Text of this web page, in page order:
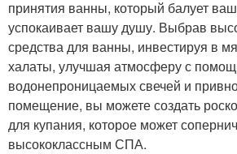
принятия ванны, который балует
успокаивает вашу душу. Выбрав
средства для ванны, инвестируя в
халаты, улучшая атмосферу с
водонепроницаемых свечей и
помещение, вы можете создать
для купания, которое может
высококлассным СПА.